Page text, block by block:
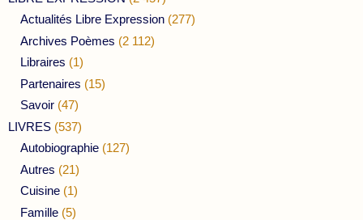
Actualités Libre Expression (277)
Archives Poèmes (2 112)
Libraires (1)
Partenaires (15)
Savoir (47)
LIVRES (537)
Autobiographie (127)
Autres (21)
Cuisine (1)
Famille (5)